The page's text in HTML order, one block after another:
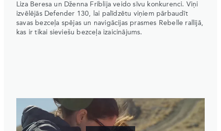
Liza Beresa un Dženna Friblija veido sīvu konkurenci. Viņi
izvēlējās Defender 130, lai palīdzētu viņiem pārbaudīt
savas bezceļa spējas un navigācijas prasmes Rebelle rallijā,
kas ir tikai sieviešu bezceļa izaicinājums.